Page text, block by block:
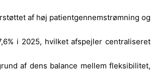
af høj patientgennemstrømning og
i 2025, hvilket afspejler centraliseret
af dens balance mellem fleksibilitet,